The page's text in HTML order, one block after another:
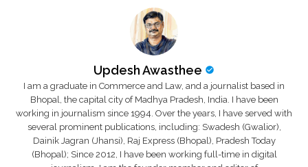
Updesh Awasthee
I am a graduate in Commerce and Law, and a journalist based in
Bhopal, the capital city of Madhya Pradesh, India. I have been
working in journalism since 1994. Over the years, I have served with
several prominent publications, including: Swadesh (Gwalior),
Dainik Jagran (Jhansi), Raj Express (Bhopal), Pradesh Today
(Bhopal); Since 2012, I have been working full-time in digital